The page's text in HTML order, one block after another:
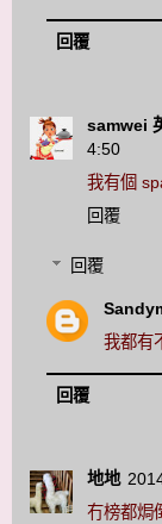
回覆
samwei
4:50
我有個
回覆
回覆
我都有
回覆
地地
冇榜都焗